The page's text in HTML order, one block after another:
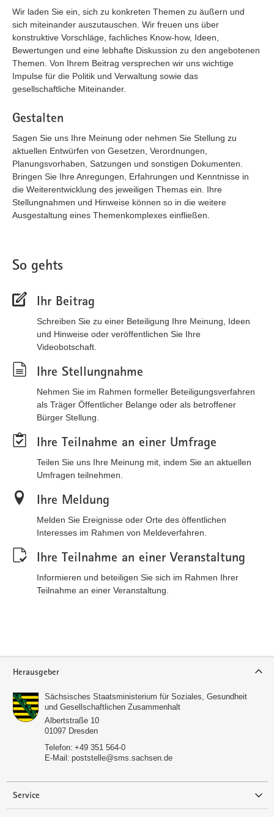
Wir laden Sie ein, sich zu konkreten Themen zu äußern und
sich miteinander auszutauschen. Wir freuen uns über
konstruktive Vorschläge, fachliches Know-how, Ideen,
Bewertungen und eine lebhafte Diskussion zu den angebotenen
Themen. Von Ihrem Beitrag versprechen wir uns wichtige
Impulse für die Politik und Verwaltung sowie das
gesellschaftliche Miteinander.
Gestalten
Sagen Sie uns Ihre Meinung oder nehmen Sie Stellung zu
aktuellen Entwürfen von Gesetzen, Verordnungen,
Planungsvorhaben, Satzungen und sonstigen Dokumenten.
Bringen Sie Ihre Anregungen, Erfahrungen und Kenntnisse in
die Weiterentwicklung des jeweiligen Themas ein. Ihre
Stellungnahmen und Hinweise können so in die weitere
Ausgestaltung eines Themenkomplexes einfließen.
So gehts
Ihr Beitrag
Schreiben Sie zu einer Beteiligung Ihre Meinung, Ideen
und Hinweise oder veröffentlichen Sie Ihre
Videobotschaft.
Ihre Stellungnahme
Nehmen Sie im Rahmen formeller Beteiligungsverfahren
als Träger Öffentlicher Belange oder als betroffener
Bürger Stellung.
Ihre Teilnahme an einer Umfrage
Teilen Sie uns Ihre Meinung mit, indem Sie an aktuellen
Umfragen teilnehmen.
Ihre Meldung
Melden Sie Ereignisse oder Orte des öffentlichen
Interesses im Rahmen von Meldeverfahren.
Ihre Teilnahme an einer Veranstaltung
Informieren und beteiligen Sie sich im Rahmen Ihrer
Teilnahme an einer Veranstaltung.
Herausgeber
Sächsisches Staatsministerium für Soziales, Gesundheit
und Gesellschaftlichen Zusammenhalt
Albertstraße 10
01097 Dresden
Telefon: +49 351 564-0
E-Mail: poststelle@sms.sachsen.de
Service